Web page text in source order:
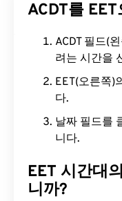
ACDT를
ACDT 필드(
려는 시간을
EET(오른쪽)
다.
날짜 필드를
니다.
EET 시간대
니까?